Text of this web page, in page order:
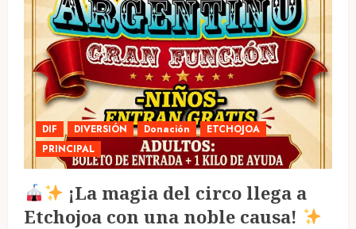
DIF DIVERSIÓN Donación
ETCHOJOA
PRINCIPAL
¡La magia del circo llega a
Etchojoa con una noble causa!